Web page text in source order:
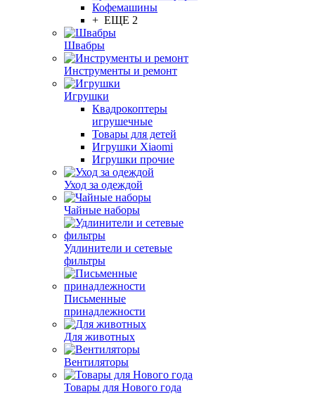
Кофемашины
+ ЕЩЕ 2
Швабры
Инструменты и ремонт
Игрушки
Квадрокоптеры
игрушечные
Товары для детей
Игрушки Xiaomi
Игрушки прочие
Уход за одеждой
Чайные наборы
Удлинители и сетевые
фильтры
Письменные
принадлежности
Для животных
Вентиляторы
Товары для Нового года